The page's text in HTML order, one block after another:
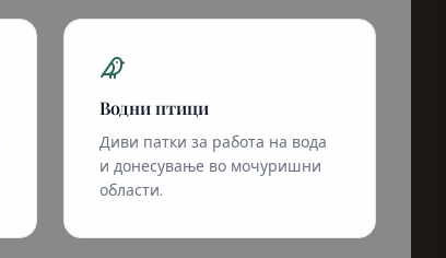
Водни птици
Диви патки за работа на вода
и донесување во мочуришни
области.